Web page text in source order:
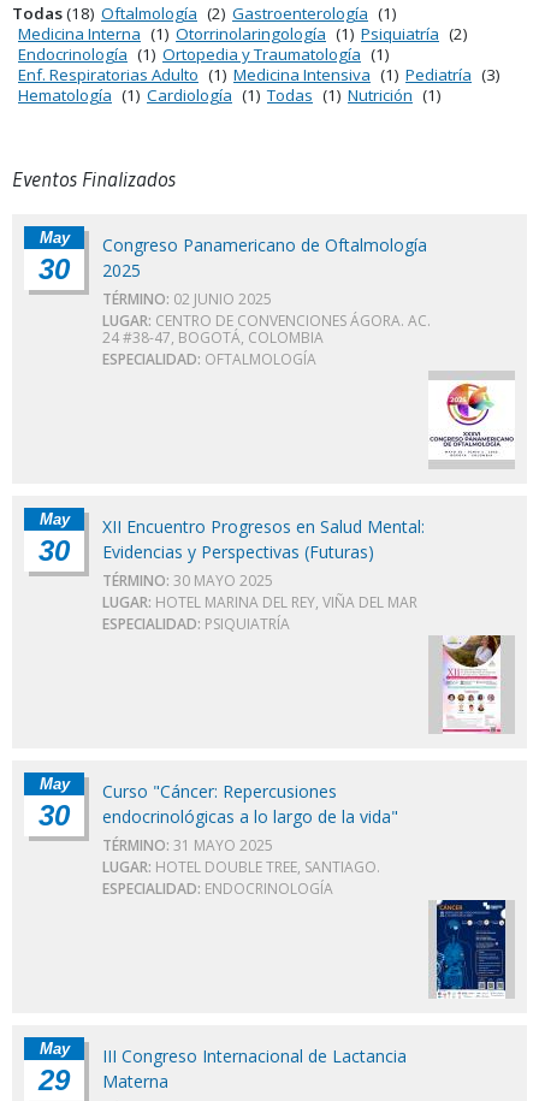
Todas(18) Oftalmología (2) Gastroenterología (1)
Medicina Interna (1) Otorrinolaringología (1) Psiquiatría (2)
Endocrinología (1) Ortopedia y Traumatología (1)
Enf. Respiratorias Adulto (1) Medicina Intensiva (1) Pediatría (3)
Hematología (1) Cardiología (1) Todas (1) Nutrición (1)
Eventos Finalizados
May
30
Congreso Panamericano de Oftalmología
2025
TÉRMINO: 02 JUNIO 2025
LUGAR: CENTRO DE CONVENCIONES ÁGORA. AC.
24 #38-47, BOGOTÁ, COLOMBIA
ESPECIALIDAD: OFTALMOLOGÍA
May
30
XII Encuentro Progresos en Salud Mental:
Evidencias y Perspectivas (Futuras)
TÉRMINO: 30 MAYO 2025
LUGAR: HOTEL MARINA DEL REY, VIÑA DEL MAR
ESPECIALIDAD: PSIQUIATRÍA
May
30
Curso "Cáncer: Repercusiones
endocrinológicas a lo largo de la vida"
TÉRMINO: 31 MAYO 2025
LUGAR: HOTEL DOUBLE TREE, SANTIAGO.
ESPECIALIDAD: ENDOCRINOLOGÍA
May
29
III Congreso Internacional de Lactancia
Materna